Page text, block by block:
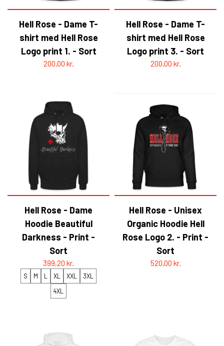
Hell Rose - Dame T-
shirt med Hell Rose
Logo print 1. - Sort
200,00 kr.
Hell Rose - Dame T-
shirt med Hell Rose
Logo print 3. - Sort
200,00 kr.
Hell Rose - Dame
Hoodie Beautiful
Darkness - Print -
Sort
399,20 kr.
S M L XL XXL
3XL
4XL
Hell Rose - Unisex
Organic Hoodie Hell
Rose Logo 2. - Print -
Sort
520,00 kr.